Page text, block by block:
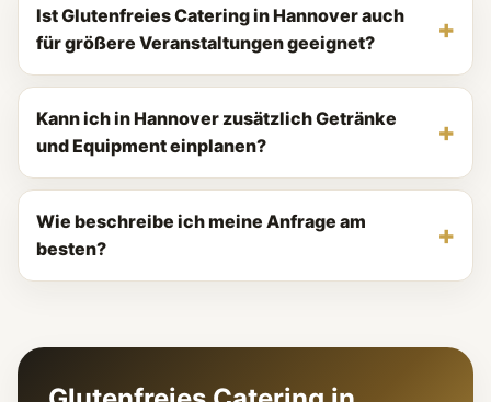
Ist Glutenfreies Catering in Hannover auch
für größere Veranstaltungen geeignet?
Kann ich in Hannover zusätzlich Getränke
und Equipment einplanen?
Wie beschreibe ich meine Anfrage am
besten?